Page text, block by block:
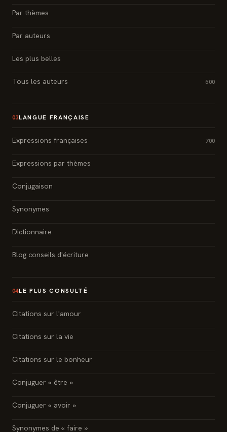
Par thèmes
Par auteurs
Les plus belles
Tous les auteurs 500
03LANGUE FRANÇAISE
Expressions françaises 700
Expressions par thèmes
Conjugaison
Synonymes
Dictionnaire
Blog conseils d'écriture
04LE PLUS CONSULTÉ
Citations sur l'amour
Citations sur la vie
Citations sur le bonheur
Conjuguer « être »
Conjuguer « avoir »
Synonymes de « faire »